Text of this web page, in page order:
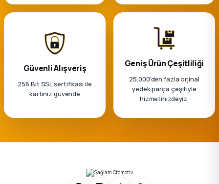
Güvenli Alışveriş
256 Bit SSL sertifikası ile
kartınız güvende
Geniş Ürün Çeşitliliği
25.000'den fazla orjinal
yedek parça çeşitiyle
hizmetinizdeyiz.